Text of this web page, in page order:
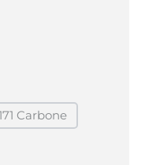
nicht verfügbar.)
nicht verfügbar.)
nicht verfügbar.)
nicht verfügbar.)
verfügbar.)
Carbone
(Diese Option ist zurzeit
nicht verfügbar.)